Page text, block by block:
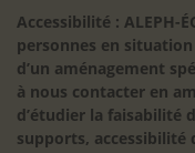
Accessibilité : ALEPH-
personnes en
d’un aménagement
à nous contacter en
d’étudier la faisabilité
supports, accessibilité